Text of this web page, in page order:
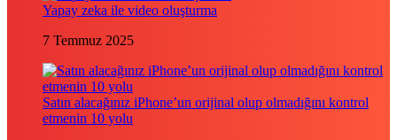
Yapay zeka ile video oluşturma
7 Temmuz 2025
Satın alacağınız iPhone’un orijinal olup olmadığını kontrol
etmenin 10 yolu